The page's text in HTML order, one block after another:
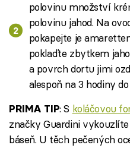
polovinu množství
polovinu jahod. Na
pokapejte je
poklaďte zbytkem
a povrch dortu jimi
alespoň na 3 hodiny
PRIMA TIP: S koláčovou
značky Guardini
báseň. U těch pečených